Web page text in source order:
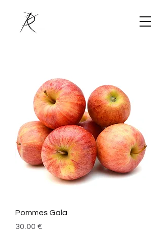
Pommes Gala
Prix
30,00 €